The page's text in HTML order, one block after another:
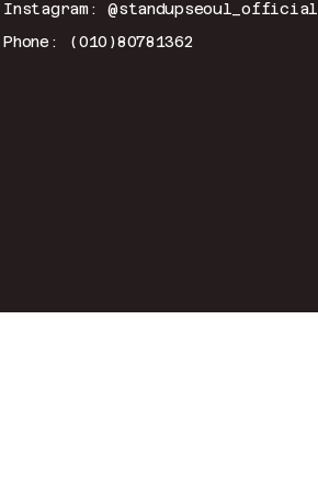
Instagram: @standupseoul_official
Phone: (010)80781362